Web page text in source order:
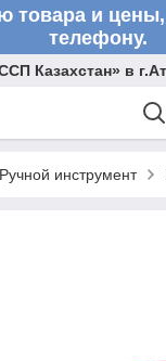
товара и
телефону.
Казахстан» в
Ручной инструмент